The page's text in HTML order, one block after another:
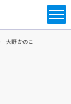
大野 かのこ